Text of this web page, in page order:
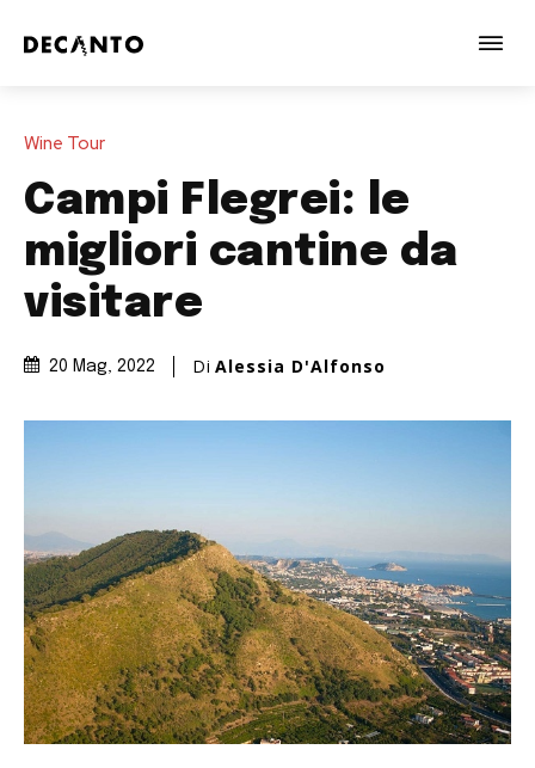
Wine Tour
Campi Flegrei: le
migliori cantine da
visitare
20 Mag, 2022 Di Alessia D'Alfonso